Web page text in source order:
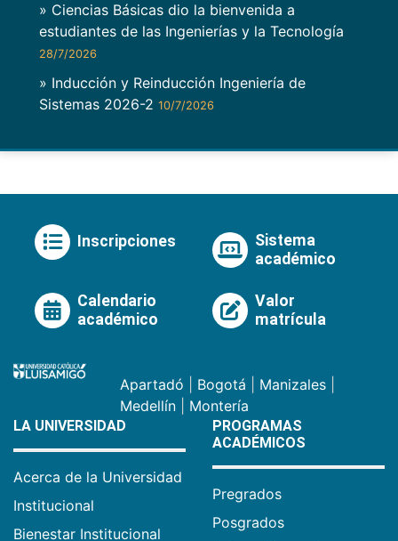
» Ciencias Básicas dio la bienvenida a
estudiantes de las Ingenierías y la Tecnología
28/7/2026
» Inducción y Reinducción Ingeniería de
Sistemas 2026-2 10/7/2026
Inscripciones
Sistema
académico
Calendario
académico
Valor
matrícula
Apartadó Bogotá Manizales
Medellín
Montería
LA UNIVERSIDAD
Acerca de la Universidad
Institucional
Bienestar Institucional
PROGRAMAS
ACADÉMICOS
Pregrados
Posgrados